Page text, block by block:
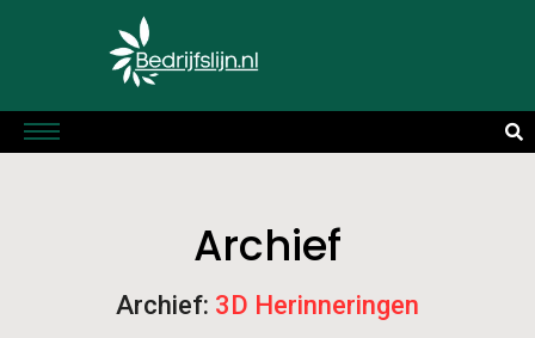
Archief
Archief: 3D Herinneringen